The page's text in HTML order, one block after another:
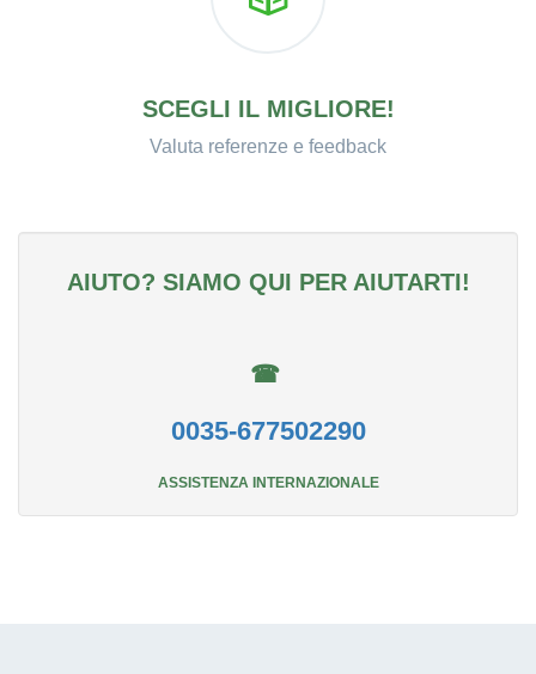
SCEGLI IL MIGLIORE!
Valuta referenze e feedback
AIUTO? SIAMO QUI PER AIUTARTI!
☎
0035-677502290
ASSISTENZA INTERNAZIONALE